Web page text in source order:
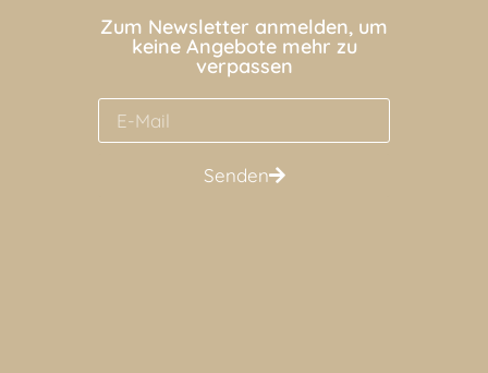
Zum Newsletter anmelden, um
keine Angebote mehr zu
verpassen
Senden